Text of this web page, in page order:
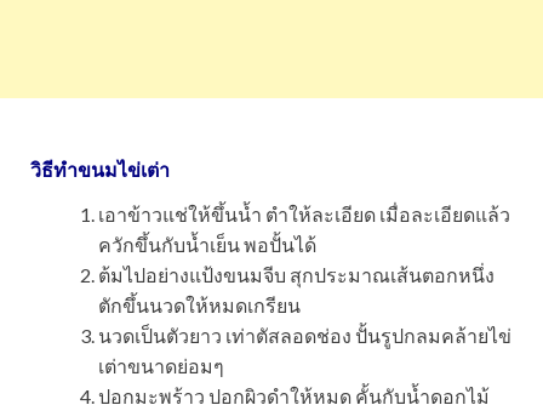
วิธีทำขนมไข่เต่า
เอาข้าวแช่ให้ขึ้นน้ำ ตำให้ละเอียด เมื่อละเอียดแล้ว
ควักขึ้นกับน้ำเย็น พอปั้นได้
ต้มไปอย่างแป้งขนมจีบ สุกประมาณเส้นตอกหนึ่ง
ตักขึ้นนวดให้หมดเกรียน
นวดเป็นตัวยาว เท่าตัสลอดช่อง ปั้นรูปกลมคล้ายไข่
เต่าขนาดย่อมๆ
ปอกมะพร้าว ปอกผิวดำให้หมด คั้นกับน้ำดอกไม้